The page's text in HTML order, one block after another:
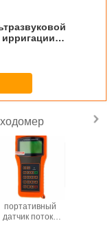
ирригации
Китай
портативный
датчик потока